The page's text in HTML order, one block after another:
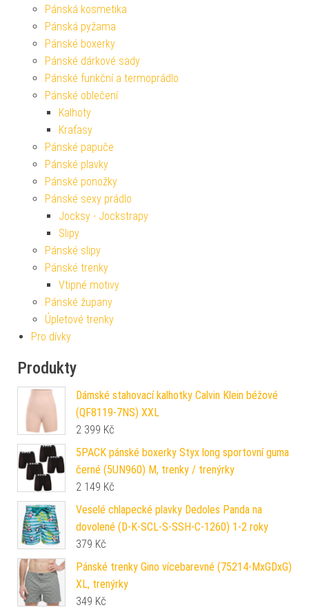
Pánská kosmetika
Pánská pyžama
Pánské boxerky
Pánské dárkové sady
Pánské funkční a termoprádlo
Pánské oblečení
Kalhoty
Kraťasy
Pánské papuče
Pánské plavky
Pánské ponožky
Pánské sexy prádlo
Jocksy - Jockstrapy
Slipy
Pánské slipy
Pánské trenky
Vtipné motivy
Pánské župany
Úpletové trenky
Pro dívky
Produkty
Dámské stahovací kalhotky Calvin Klein béžové
(QF8119-7NS) XXL
2 399 Kč
5PACK pánské boxerky Styx long sportovní guma
černé (5UN960) M, trenky / trenýrky
2 149 Kč
Veselé chlapecké plavky Dedoles Panda na
dovolené (D-K-SCL-S-SSH-C-1260) 1-2 roky
379 Kč
Pánské trenky Gino vícebarevné (75214-MxGDxG)
XL, trenýrky
349 Kč